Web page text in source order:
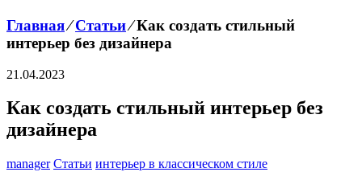
Главная⁄Статьи⁄Как создать стильный
интерьер без дизайнера
21.04.2023
Как создать стильный интерьер без
дизайнера
manager Статьи интерьер в классическом стиле